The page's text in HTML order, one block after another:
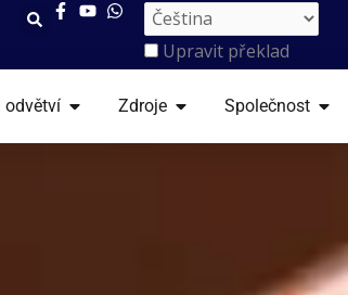
Upravit překlad
odvětví OTEVŘENO PRŮMYSLOVÁ ODVĚTVÍ
Zdroje OTEVŘENO ZDROJE
Společnost